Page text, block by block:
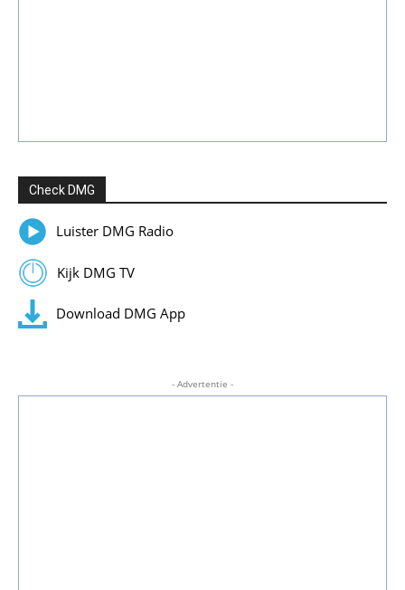
Check DMG
Luister DMG Radio
Kijk DMG TV
Download DMG App
- Advertentie -